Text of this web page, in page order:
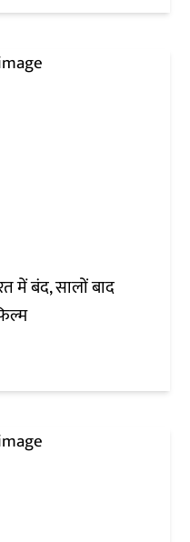
में बंद, सालों बाद